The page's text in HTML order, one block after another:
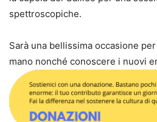
spettroscopiche.
Sarà una bellissima occasione
mano nonché conoscere i nuovi